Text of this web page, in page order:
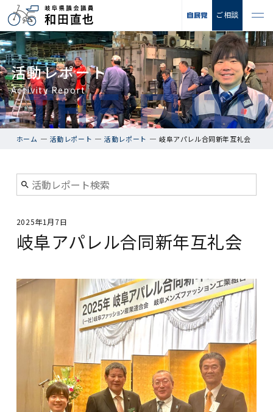
ご相談
活動レポート
Activity Report
ホーム 活動レポート 活動レポート 岐阜アパレル合同新年互礼会
2025年1月7日
岐阜アパレル合同新年互礼会